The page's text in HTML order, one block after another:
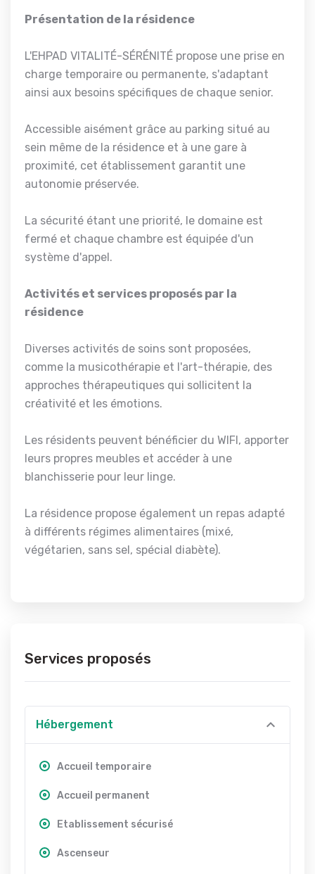
Présentation de la résidence
L'EHPAD VITALITÉ-SÉRÉNITÉ propose une prise en
charge temporaire ou permanente, s'adaptant
ainsi aux besoins spécifiques de chaque senior.
Accessible aisément grâce au parking situé au
sein même de la résidence et à une gare à
proximité, cet établissement garantit une
autonomie préservée.
La sécurité étant une priorité, le domaine est
fermé et chaque chambre est équipée d'un
système d'appel.
Activités et services proposés par la
résidence
Diverses activités de soins sont proposées,
comme la musicothérapie et l'art-thérapie, des
approches thérapeutiques qui sollicitent la
créativité et les émotions.
Les résidents peuvent bénéficier du WIFI, apporter
leurs propres meubles et accéder à une
blanchisserie pour leur linge.
La résidence propose également un repas adapté
à différents régimes alimentaires (mixé,
végétarien, sans sel, spécial diabète).
Services proposés
Hébergement
Accueil temporaire
Accueil permanent
Etablissement sécurisé
Ascenseur